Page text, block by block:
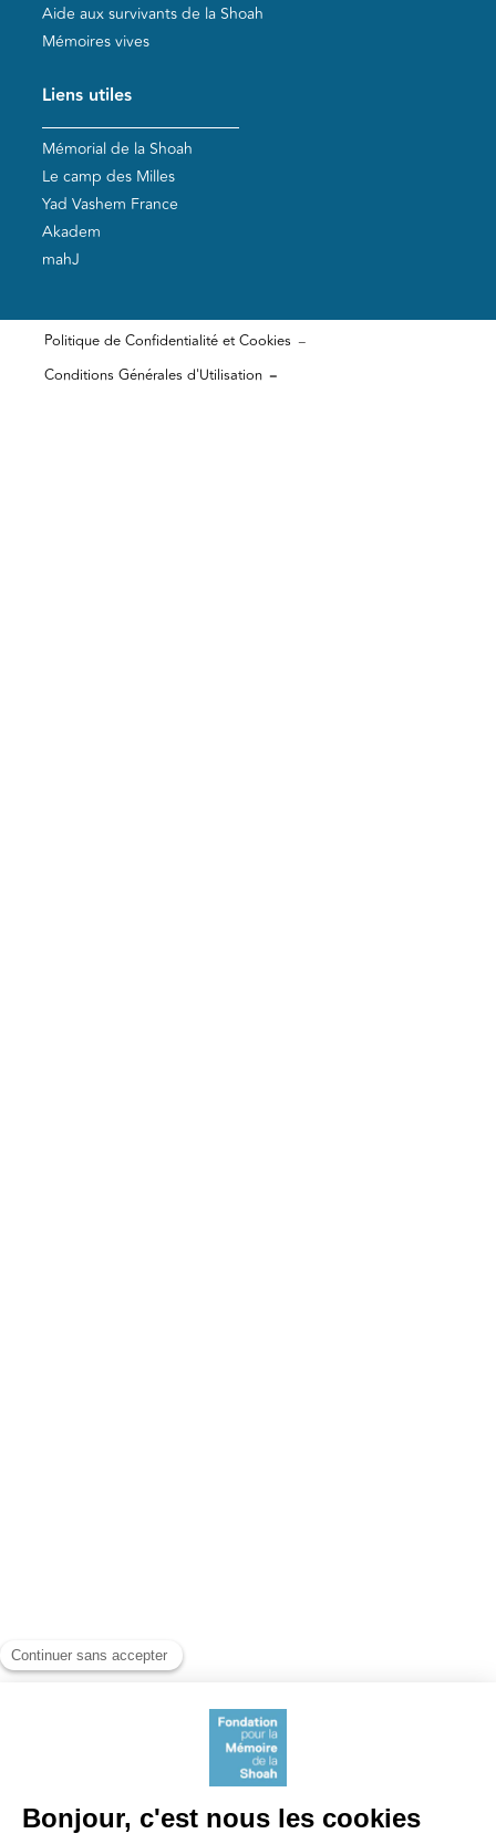
Aide aux survivants de la Shoah
Mémoires vives
Liens utiles
Mémorial de la Shoah
Le camp des Milles
Yad Vashem France
Akadem
mahJ
Pied de page bas
Politique de Confidentialité et Cookies
Conditions Générales d'Utilisation